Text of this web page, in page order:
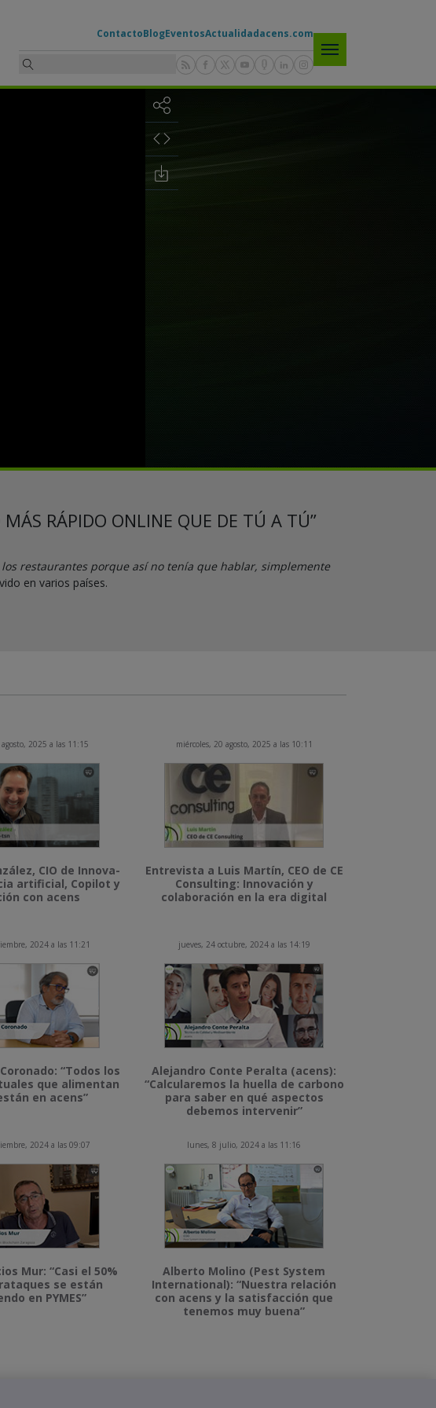
ContactoBlogEventosActualidadacens.com
MÁS RÁPIDO ONLINE QUE DE TÚ A TÚ”
restaurantes porque así no tenía que hablar, simplemente
en varios países.
2025 a las 11:15
CIO de Innova-
artificial, Copilot y
con acens
miércoles, 20 agosto, 2025 a las 10:11
Entrevista a Luis Martín, CEO de CE
Consulting: Innovación y
colaboración en la era digital
2024 a las 11:21
“Todos los
que alimentan
en acens”
jueves, 24 octubre, 2024 a las 14:19
Alejandro Conte Peralta (acens):
“Calcularemos la huella de carbono
para saber en qué aspectos
debemos intervenir”
2024 a las 09:07
Mur: “Casi el 50%
se están
en PYMES”
lunes, 8 julio, 2024 a las 11:16
Alberto Molino (Pest System
International): “Nuestra relación
con acens y la satisfacción que
tenemos muy buena”